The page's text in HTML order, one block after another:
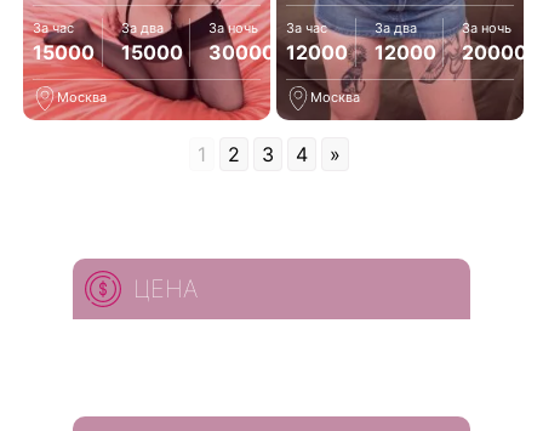
За час
15000
За два
15000
За ночь
30000
Москва
За час
12000
За два
12000
За ночь
20000
Москва
1 2 3 4 »
ЦЕНА